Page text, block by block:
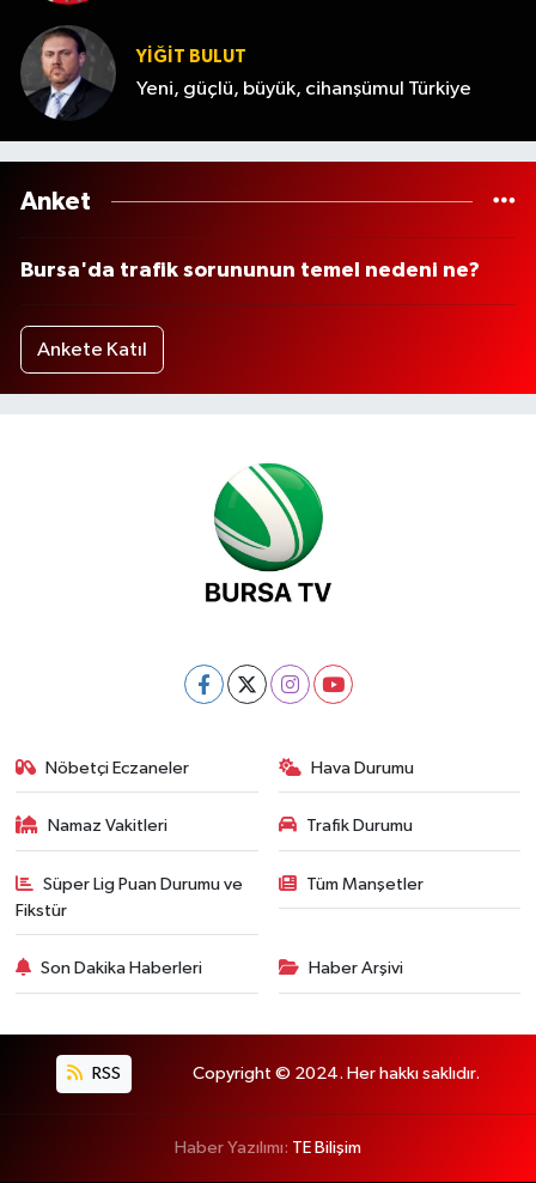
YİĞİT BULUT
Yeni, güçlü, büyük, cihanşümul Türkiye
Anket
Bursa'da trafik sorununun temel nedeni ne?
Ankete Katıl
Nöbetçi Eczaneler Hava Durumu
Namaz Vakitleri Trafik Durumu
Süper Lig Puan Durumu ve
Fikstür
Tüm Manşetler
Son Dakika Haberleri Haber Arşivi
RSS Copyright © 2024. Her hakkı saklıdır.
Haber Yazılımı: TE Bilişim